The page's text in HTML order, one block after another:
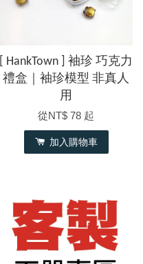
[ HankTown ] 袖珍 巧克力
禮盒｜袖珍模型 非真人
用
從NT$ 78 起
加入購物車